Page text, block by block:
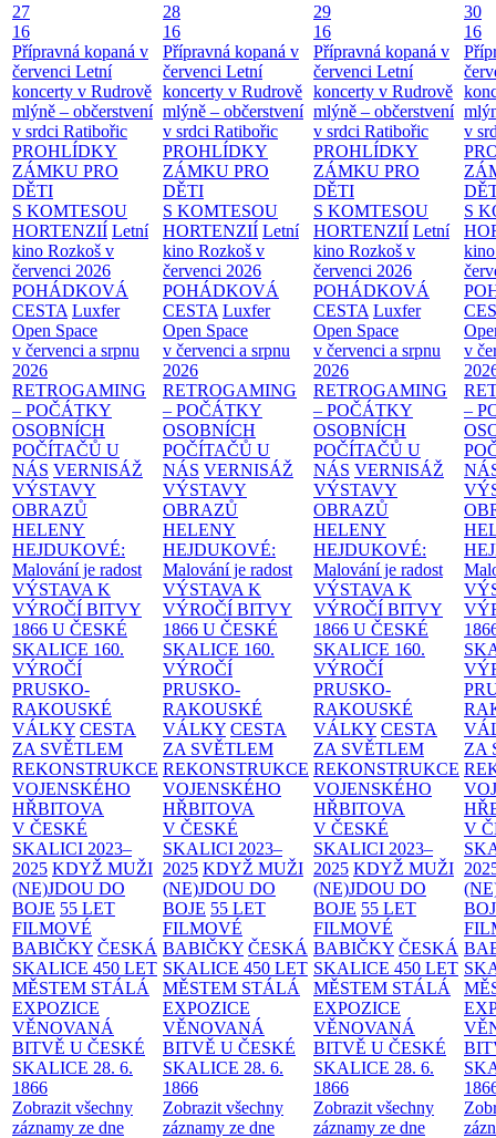
27
16
Přípravná kopaná v
červenci Letní
koncerty v Rudrově
mlýně – občerstvení
v srdci Ratibořic
PROHLÍDKY
ZÁMKU PRO
DĚTI
S KOMTESOU
HORTENZIÍ Letní
kino Rozkoš v
červenci 2026
POHÁDKOVÁ
CESTA Luxfer
Open Space
v červenci a srpnu
2026
RETROGAMING
– POČÁTKY
OSOBNÍCH
POČÍTAČŮ U
NÁS VERNISÁŽ
VÝSTAVY
OBRAZŮ
HELENY
HEJDUKOVÉ:
Malování je radost
VÝSTAVA K
VÝROČÍ BITVY
1866 U ČESKÉ
SKALICE 160.
VÝROČÍ
PRUSKO-
RAKOUSKÉ
VÁLKY CESTA
ZA SVĚTLEM
REKONSTRUKCE
VOJENSKÉHO
HŘBITOVA
V ČESKÉ
SKALICI 2023–
2025 KDYŽ MUŽI
(NE)JDOU DO
BOJE 55 LET
FILMOVÉ
BABIČKY ČESKÁ
SKALICE 450 LET
MĚSTEM STÁLÁ
EXPOZICE
VĚNOVANÁ
BITVĚ U ČESKÉ
SKALICE 28. 6.
1866
Zobrazit všechny
záznamy ze dne
28
16
Přípravná kopaná v
červenci Letní
koncerty v Rudrově
mlýně – občerstvení
v srdci Ratibořic
PROHLÍDKY
ZÁMKU PRO
DĚTI
S KOMTESOU
HORTENZIÍ Letní
kino Rozkoš v
červenci 2026
POHÁDKOVÁ
CESTA Luxfer
Open Space
v červenci a srpnu
2026
RETROGAMING
– POČÁTKY
OSOBNÍCH
POČÍTAČŮ U
NÁS VERNISÁŽ
VÝSTAVY
OBRAZŮ
HELENY
HEJDUKOVÉ:
Malování je radost
VÝSTAVA K
VÝROČÍ BITVY
1866 U ČESKÉ
SKALICE 160.
VÝROČÍ
PRUSKO-
RAKOUSKÉ
VÁLKY CESTA
ZA SVĚTLEM
REKONSTRUKCE
VOJENSKÉHO
HŘBITOVA
V ČESKÉ
SKALICI 2023–
2025 KDYŽ MUŽI
(NE)JDOU DO
BOJE 55 LET
FILMOVÉ
BABIČKY ČESKÁ
SKALICE 450 LET
MĚSTEM STÁLÁ
EXPOZICE
VĚNOVANÁ
BITVĚ U ČESKÉ
SKALICE 28. 6.
1866
Zobrazit všechny
záznamy ze dne
29
16
Přípravná kopaná v
červenci Letní
koncerty v Rudrově
mlýně – občerstvení
v srdci Ratibořic
PROHLÍDKY
ZÁMKU PRO
DĚTI
S KOMTESOU
HORTENZIÍ Letní
kino Rozkoš v
červenci 2026
POHÁDKOVÁ
CESTA Luxfer
Open Space
v červenci a srpnu
2026
RETROGAMING
– POČÁTKY
OSOBNÍCH
POČÍTAČŮ U
NÁS VERNISÁŽ
VÝSTAVY
OBRAZŮ
HELENY
HEJDUKOVÉ:
Malování je radost
VÝSTAVA K
VÝROČÍ BITVY
1866 U ČESKÉ
SKALICE 160.
VÝROČÍ
PRUSKO-
RAKOUSKÉ
VÁLKY CESTA
ZA SVĚTLEM
REKONSTRUKCE
VOJENSKÉHO
HŘBITOVA
V ČESKÉ
SKALICI 2023–
2025 KDYŽ MUŽI
(NE)JDOU DO
BOJE 55 LET
FILMOVÉ
BABIČKY ČESKÁ
SKALICE 450 LET
MĚSTEM STÁLÁ
EXPOZICE
VĚNOVANÁ
BITVĚ U ČESKÉ
SKALICE 28. 6.
1866
Zobrazit všechny
záznamy ze dne
30
16
v
S
v
–
ZA
V